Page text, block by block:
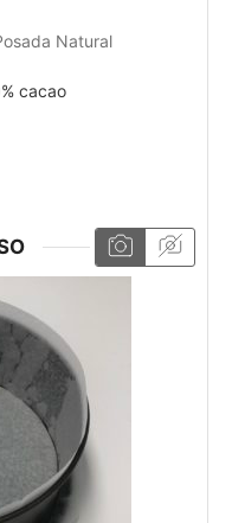
Natural
cacao